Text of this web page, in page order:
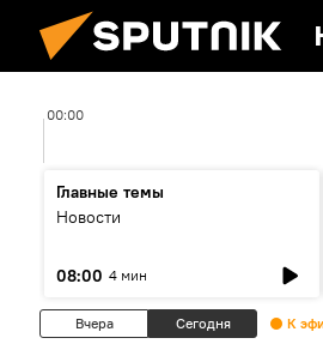
00:00
Главные темы
Новости
08:00 4 мин
Вчера Сегодня К